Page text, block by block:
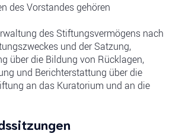
des Vorstandes gehören
des Stiftungsvermögens nach
und der Satzung,
über die Bildung von Rücklagen,
und Berichterstattung über die
an das Kuratorium und an die